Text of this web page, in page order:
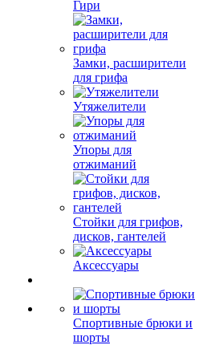
Гири
Замки, расширители
для грифа
Утяжелители
Упоры для
отжиманий
Стойки для грифов,
дисков, гантелей
Аксессуары
Спортивные брюки и
шорты